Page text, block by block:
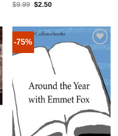
$9.99 $2.50
-75%